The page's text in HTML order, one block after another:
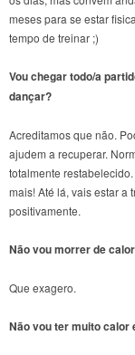
meses para se estar
tempo de treinar ;)
Vou chegar todo/a
dançar?
Acreditamos que não.
ajudem a recuperar.
totalmente
mais! Até lá, vais estar a
positivamente.
Não vou morrer de
Que exagero.
Não vou ter muito